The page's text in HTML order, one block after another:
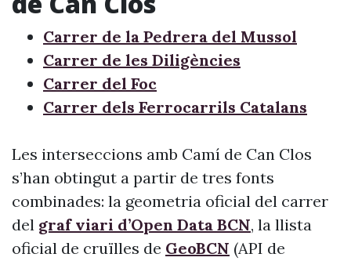
Carrer de la Pedrera del Mussol
Carrer de les Diligències
Carrer del Foc
Carrer dels Ferrocarrils Catalans
Les interseccions amb Camí de Can Clos
s’han obtingut a partir de tres fonts
combinades: la geometria oficial del carrer
del graf viari d’Open Data BCN, la llista
oficial de cruïlles de GeoBCN (API de